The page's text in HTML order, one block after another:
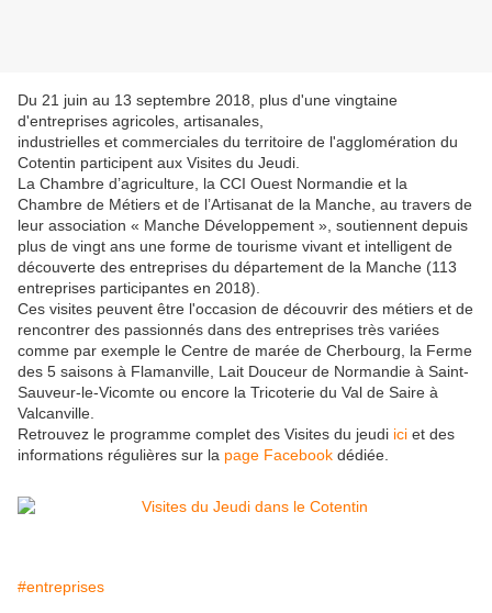
Du 21 juin au 13 septembre 2018, plus d'une vingtaine
d'entreprises agricoles, artisanales,
industrielles et commerciales du territoire de l'agglomération du
Cotentin participent aux Visites du Jeudi.
La Chambre d’agriculture, la CCI Ouest Normandie et la
Chambre de Métiers et de l’Artisanat de la Manche, au travers de
leur association « Manche Développement », soutiennent depuis
plus de vingt ans une forme de tourisme vivant et intelligent de
découverte des entreprises du département de la Manche (113
entreprises participantes en 2018).
Ces visites peuvent être l'occasion de découvrir des métiers et de
rencontrer des passionnés dans des entreprises très variées
comme par exemple le Centre de marée de Cherbourg, la Ferme
des 5 saisons à Flamanville, Lait Douceur de Normandie à Saint-
Sauveur-le-Vicomte ou encore la Tricoterie du Val de Saire à
Valcanville.
Retrouvez le programme complet des Visites du jeudi ici et des
informations régulières sur la page Facebook dédiée.
#entreprises